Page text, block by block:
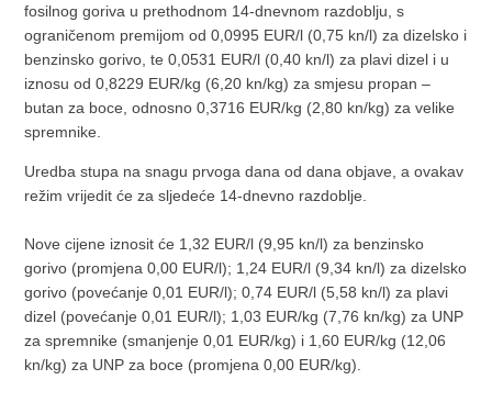
fosilnog goriva u prethodnom 14-dnevnom razdoblju, s
ograničenom premijom od 0,0995 EUR/l (0,75 kn/l) za dizelsko i
benzinsko gorivo, te 0,0531 EUR/l (0,40 kn/l) za plavi dizel i u
iznosu od 0,8229 EUR/kg (6,20 kn/kg) za smjesu propan –
butan za boce, odnosno 0,3716 EUR/kg (2,80 kn/kg) za velike
spremnike.
Uredba stupa na snagu prvoga dana od dana objave, a ovakav
režim vrijedit će za sljedeće 14-dnevno razdoblje.
Nove cijene iznosit će 1,32 EUR/l (9,95 kn/l) za benzinsko
gorivo (promjena 0,00 EUR/l); 1,24 EUR/l (9,34 kn/l) za dizelsko
gorivo (povećanje 0,01 EUR/l); 0,74 EUR/l (5,58 kn/l) za plavi
dizel (povećanje 0,01 EUR/l); 1,03 EUR/kg (7,76 kn/kg) za UNP
za spremnike (smanjenje 0,01 EUR/kg) i 1,60 EUR/kg (12,06
kn/kg) za UNP za boce (promjena 0,00 EUR/kg).